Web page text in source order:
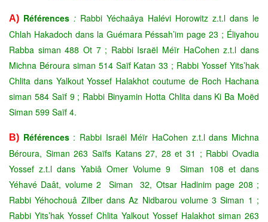
A) Références : Rabbi Yéchaâya Halévi Horowitz z.t.l dans le
Chlah Hakadoch dans la Guémara Péssah’im page 23 ; Éliyahou
Rabba siman 488 Ot 7 ; Rabbi Israël Méïr HaCohen z.t.l dans
Michna Béroura siman 514 Saïf Katan 33 ; Rabbi Yossef Yits’hak
Chlita dans Yalkout Yossef Halakhot coutume de Roch Hachana
siman 584 Saïf 9 ; Rabbi Binyamin Hotta Chlita dans Ki Ba Moëd
Siman 599 Saïf 4.
B) Références: Rabbi Israël Méïr HaCohen z.t.l dans Michna
Béroura, Siman 263 Saïfs Katans 27, 28 et 31 ; Rabbi Ovadia
Yossef z.t.l dans Yabiâ Omer Volume 9 Siman 108 et dans
Yéhavé Daât, volume 2 Siman 32, Otsar Hadinim page 208 ;
Rabbi Yéhochouâ Zilber dans Az Nidbarou volume 3 Siman 1 ;
Rabbi Yits’hak Yossef Chlita Yalkout Yossef Halakhot siman 263